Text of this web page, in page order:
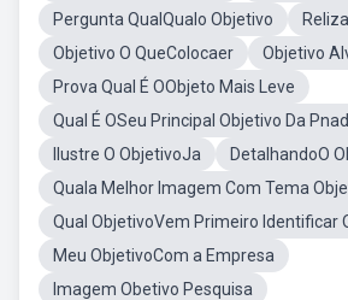
Pergunta QualQualo Objetivo
Objetivo O QueColocaer
Objetivo
Prova Qual É OObjeto Mais Leve
Qual É OSeu Principal Objetivo Da Pnad
Ilustre O ObjetivoJa
DetalhandoO
Quala Melhor Imagem Com Tema
Qual ObjetivoVem Primeiro Identificar
Meu ObjetivoCom a Empresa
Imagem Obetivo Pesquisa